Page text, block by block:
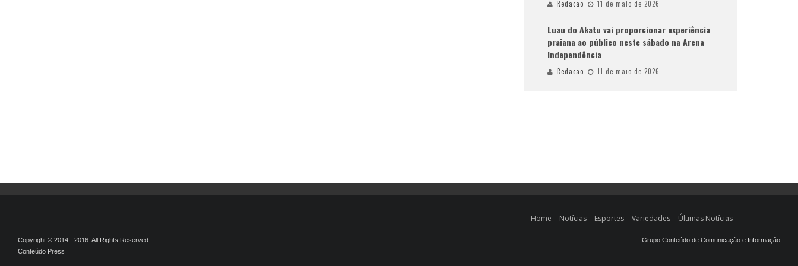
Redacao 11 de maio de 2026
Luau do Akatu vai proporcionar experiência
praiana ao público neste sábado na Arena
Independência
Redacao 11 de maio de 2026
Home Notícias Esportes Variedades Últimas Notícias
Copyright © 2014 - 2016. All Rights Reserved.
Conteúdo Press
Grupo Conteúdo de Comunicação e Informação